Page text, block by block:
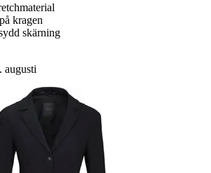
kragen
skärning
augusti